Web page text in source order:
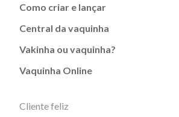
Como criar e lançar
Central da vaquinha
Vakinha ou vaquinha?
Vaquinha Online
Cliente feliz